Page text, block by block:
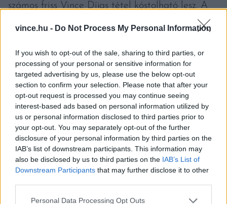
vince.hu - Do Not Process My Personal Information
If you wish to opt-out of the sale, sharing to third parties, or
processing of your personal or sensitive information for
targeted advertising by us, please use the below opt-out
section to confirm your selection. Please note that after your
opt-out request is processed you may continue seeing
interest-based ads based on personal information utilized by
us or personal information disclosed to third parties prior to
your opt-out. You may separately opt-out of the further
disclosure of your personal information by third parties on the
IAB’s list of downstream participants. This information may
also be disclosed by us to third parties on the IAB’s List of
Downstream Participants that may further disclose it to other
Please note that this website/app uses one or more Google
Personal Data Processing Opt Outs
számos friss Vince Díjas tétel kóstolható lesz. A
és borászokat!
Jegyek a Vince Gálára a képre vagy a
szövegdobozra kattintva vásárolhatók.